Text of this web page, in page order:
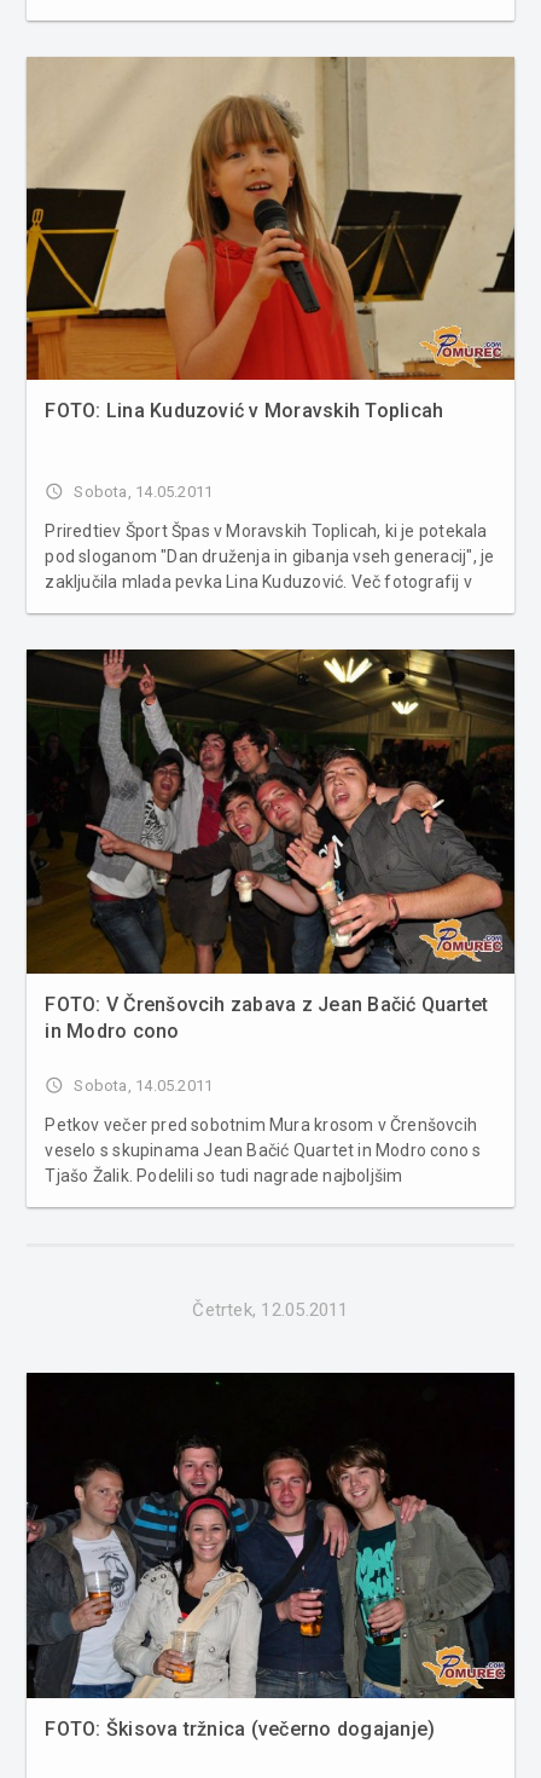
FOTO: Lina Kuduzović v Moravskih Toplicah
access_time Sobota, 14.05.2011
Priredtiev Šport Špas v Moravskih Toplicah, ki je potekala
pod sloganom "Dan druženja in gibanja vseh generacij", je
zaključila mlada pevka Lina Kuduzović. Več fotografij v
FOTO: V Črenšovcih zabava z Jean Bačić Quartet
in Modro cono
access_time Sobota, 14.05.2011
Petkov večer pred sobotnim Mura krosom v Črenšovcih
veselo s skupinama Jean Bačić Quartet in Modro cono s
Tjašo Žalik. Podelili so tudi nagrade najboljšim
Četrtek, 12.05.2011
FOTO: Škisova tržnica (večerno dogajanje)